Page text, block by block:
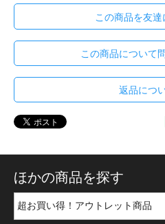
この商品を友達
この商品について
返品につ
ほかの商品を探す